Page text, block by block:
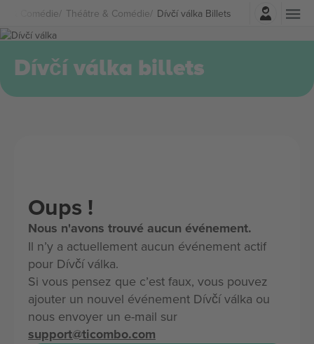
& Comédie Théâtre & Comédie Dívčí válka Billets
Connexion
Dívčí válka billets
Oups !
Nous n'avons trouvé aucun événement.
Il n’y a actuellement aucun événement actif
pour Dívčí válka.
Si vous pensez que c’est faux, vous pouvez
ajouter un nouvel événement Dívčí válka ou
nous envoyer un e-mail sur
support@ticombo.com